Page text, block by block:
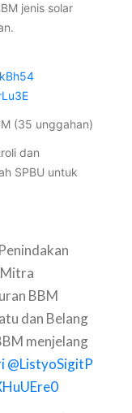
jenis solar
(35 unggahan)
dan
SPBU untuk
BBM
dan Belang
menjelang
@ListyoSigitP